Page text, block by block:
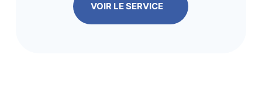
VOIR LE SERVICE